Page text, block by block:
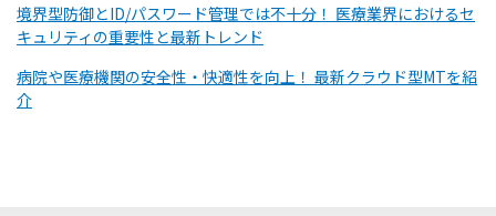
境界型防御とID/パスワード管理では不十分！ 医療業界におけるセ
キュリティの重要性と最新トレンド
病院や医療機関の安全性・快適性を向上！ 最新クラウド型MTを紹
介